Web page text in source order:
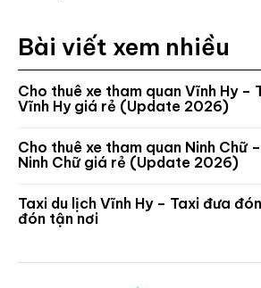
Bài viết xem nhiều
Cho thuê xe tham quan Vĩnh Hy –
Vĩnh Hy giá rẻ (Update 2026)
Cho thuê xe tham quan Ninh Chữ
Ninh Chữ giá rẻ (Update 2026)
Taxi du lịch Vĩnh Hy – Taxi đưa
đón tận nơi